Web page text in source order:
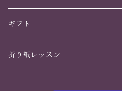
かんざし
ヘアアクセサリー
ギフト
誕生日
折り紙レッスン